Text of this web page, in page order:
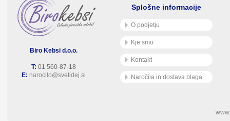
Biro Kebsi d.o.o.
T: 01 560-87-18
E: narocilo@svetidej.si
Splošne informacije
O podjetju
Kje smo
Kontakt
Naročila in dostava blaga